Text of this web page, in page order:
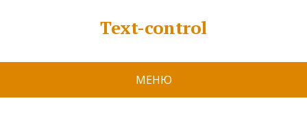
Text-control
МЕНЮ